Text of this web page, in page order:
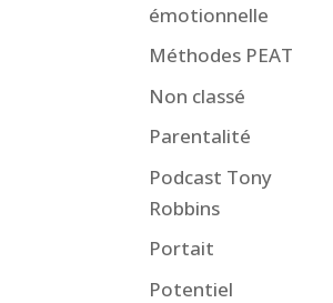
émotionnelle
Méthodes PEAT
Non classé
Parentalité
Podcast Tony
Robbins
Portait
Potentiel